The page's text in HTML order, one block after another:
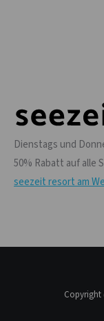
Dienstags und
50% Rabatt auf alle
seezeit resort am
Copyright